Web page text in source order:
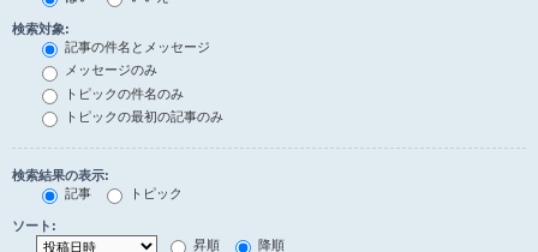
検索対象:
記事の件名とメッセージ
メッセージのみ
トピックの件名のみ
トピックの最初の記事のみ
検索結果の表示:
記事
トピック
ソート:
昇順
降順